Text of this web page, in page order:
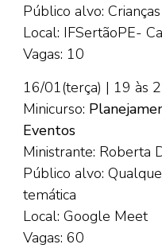
Público alvo:
Local: IFSertãoPE-
Vagas: 10
16/01(terça) | 19 às
Minicurso:
Eventos
Ministrante: Roberta
Público alvo:
temática
Local: Google Meet
Vagas: 60